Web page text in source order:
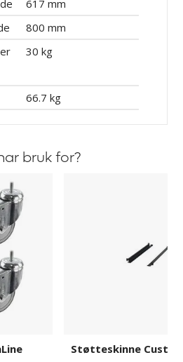
617 mm
800 mm
30 kg
66.7 kg
bruk for?
Støtteskinne